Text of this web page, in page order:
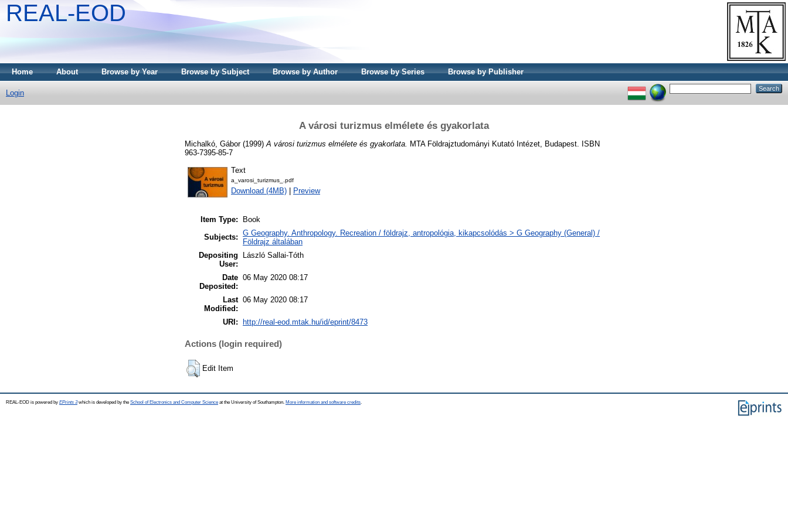
REAL-EOD
Home About Browse by Year Browse by Subject Browse by Author Browse by Series Browse by Publisher
Login
A városi turizmus elmélete és gyakorlata
Michalkó, Gábor(1999) A városi turizmus elmélete és gyakorlata. MTA Földrajztudományi Kutató Intézet, Budapest. ISBN
963-7395-85-7
Text
a_varosi_turizmus_.pdf
Download (4MB) Preview
Item Type:
Book
Subjects: G Geography. Anthropology. Recreation / földrajz, antropológia, kikapcsolódás > G Geography (General) /
Földrajz általában
Depositing
User:
László Sallai-Tóth
Date
Deposited:
06 May 2020 08:17
Last
Modified:
06 May 2020 08:17
URI: http://real-eod.mtak.hu/id/eprint/8473
Actions (login required)
Edit Item
REAL-EOD is powered by EPrints 3which is developed by the School of Electronics and Computer Science at the University of Southampton. More information and software credits